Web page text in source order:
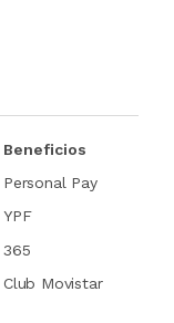
Beneficios
Personal Pay
YPF
365
Club Movistar